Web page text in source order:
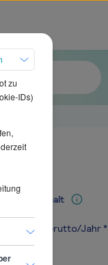
Mediangehalt
€ brutto/Jahr *
zu
IDs)